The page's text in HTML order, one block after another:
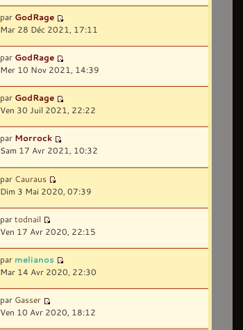
par GodRage
Mar 28 Déc 2021, 17:11
par GodRage
Mer 10 Nov 2021, 14:39
par GodRage
Ven 30 Juil 2021, 22:22
par Morrock
Sam 17 Avr 2021, 10:32
par Cauraus
Dim 3 Mai 2020, 07:39
partodnail
Ven 17 Avr 2020, 22:15
par melianos
Mar 14 Avr 2020, 22:30
par Gasser
Ven 10 Avr 2020, 18:12